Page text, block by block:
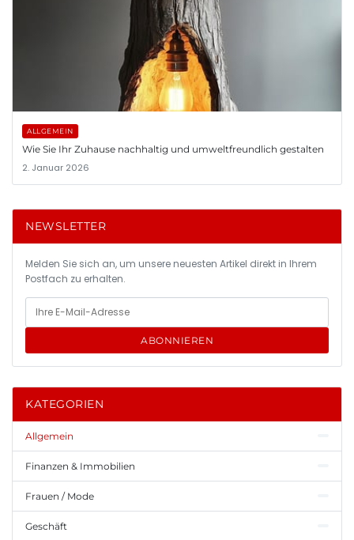
ALLGEMEIN
Wie Sie Ihr Zuhause nachhaltig und umweltfreundlich gestalten
2. Januar 2026
NEWSLETTER
Melden Sie sich an, um unsere neuesten Artikel direkt in Ihrem
Postfach zu erhalten.
ABONNIEREN
KATEGORIEN
Allgemein
Finanzen & Immobilien
Frauen / Mode
Geschäft